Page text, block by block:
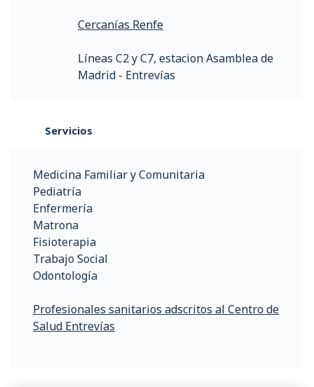
Cercanías Renfe
Líneas C2 y C7, estacion Asamblea de
Madrid - Entrevías
Servicios
Medicina Familiar y Comunitaria
Pediatría
Enfermería
Matrona
Fisioterapia
Trabajo Social
Odontología
Profesionales sanitarios adscritos al Centro de
Salud Entrevías